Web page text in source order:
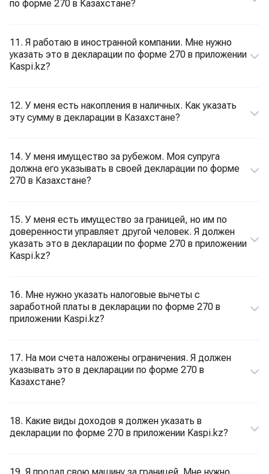
по форме 270 в Казахстане?
11. Я работаю в иностранной компании. Мне нужно
указать это в декларации по форме 270 в приложении
Kaspi.kz?
12. У меня есть накопления в наличных. Как указать
эту сумму в декларации в Казахстане?
14. У меня имущество за рубежом. Моя супруга
должна его указывать в своей декларации по форме
270 в Казахстане?
15. У меня есть имущество за границей, но им по
доверенности управляет другой человек. Я должен
указать это в декларации по форме 270 в приложении
Kaspi.kz?
16. Мне нужно указать налоговые вычеты с
заработной платы в декларации по форме 270 в
приложении Kaspi.kz?
17. На мои счета наложены ограничения. Я должен
указывать это в декларации по форме 270 в
Казахстане?
18. Какие виды доходов я должен указать в
декларации по форме 270 в приложении Kaspi.kz?